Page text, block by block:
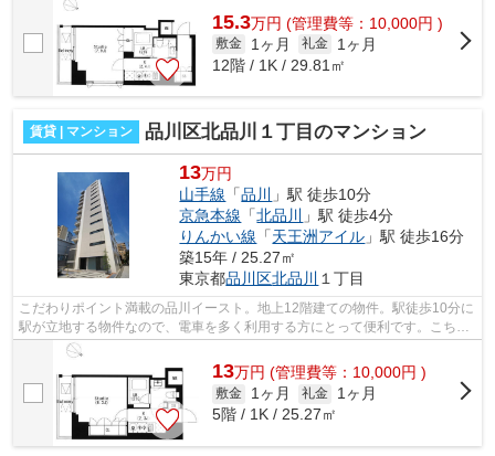
15.3万円 (管理費等：10,000円 )
敷金 1ヶ月 礼金
1ヶ月
12階 / 1K / 29.81㎡
賃貸 | マンション 品川区北品川１丁目のマンション
13万円
山手線 「品川
」駅 徒歩10分
京急本線 「北品川
」駅 徒歩4分
りんかい線 「天王洲アイル 」駅 徒歩16分
築15年 / 25.27㎡
東京都品川区北品川 １丁目
こだわりポイント満載の品川イースト。地上12階建ての物件。駅徒歩10分に
駅が立地する物件なので、電車を多く利用する方にとって便利です。こちら
はマンションタイプになります。当社...
13万円 (管理費等：10,000円 )
敷金 1ヶ月 礼金
1ヶ月
5階 / 1K / 25.27㎡